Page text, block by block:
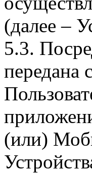
(далее –
5.3.
передана
(или)